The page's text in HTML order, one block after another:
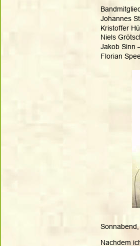
Johannes
Kristoffer
Niels
Jakob Sinn
Florian
Nachdem